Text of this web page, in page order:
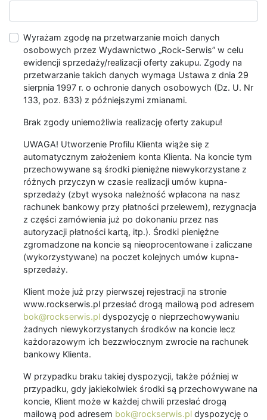
Wyrażam zgodę na przetwarzanie moich danych
osobowych przez Wydawnictwo „Rock-Serwis” w celu
ewidencji sprzedaży/realizacji oferty zakupu. Zgody na
przetwarzanie takich danych wymaga Ustawa z dnia 29
sierpnia 1997 r. o ochronie danych osobowych (Dz. U. Nr
133, poz. 833) z późniejszymi zmianami.
Brak zgody uniemożliwia realizację oferty zakupu!
UWAGA! Utworzenie Profilu Klienta wiąże się z
automatycznym założeniem konta Klienta. Na koncie tym
przechowywane są środki pieniężne niewykorzystane z
różnych przyczyn w czasie realizacji umów kupna-
sprzedaży (zbyt wysoka należność wpłacona na nasz
rachunek bankowy przy płatności przelewem), rezygnacja
z części zamówienia już po dokonaniu przez nas
autoryzacji płatności kartą, itp.). Środki pieniężne
zgromadzone na koncie są nieoprocentowane i zaliczane
(wykorzystywane) na poczet kolejnych umów kupna-
sprzedaży.
Klient może już przy pierwszej rejestracji na stronie
www.rockserwis.pl przesłać drogą mailową pod adresem
bok@rockserwis.pl dyspozycję o nieprzechowywaniu
żadnych niewykorzystanych środków na koncie lecz
każdorazowym ich bezzwłocznym zwrocie na rachunek
bankowy Klienta.
W przypadku braku takiej dyspozycji, także później w
przypadku, gdy jakiekolwiek środki są przechowywane na
koncie, Klient może w każdej chwili przesłać drogą
mailową pod adresem bok@rockserwis.pl dyspozycję o